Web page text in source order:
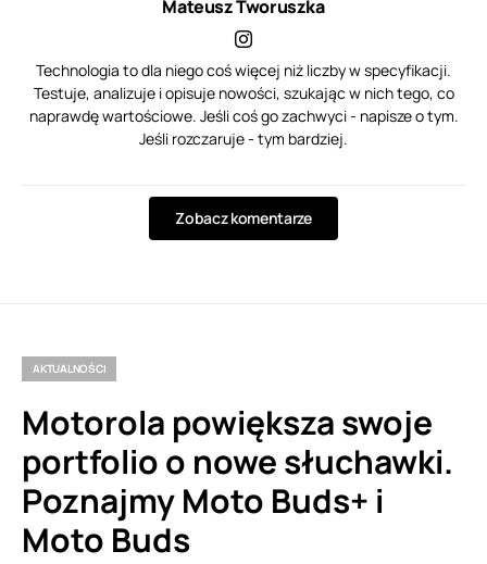
Mateusz Tworuszka
Technologia to dla niego coś więcej niż liczby w specyfikacji.
Testuje, analizuje i opisuje nowości, szukając w nich tego, co
naprawdę wartościowe. Jeśli coś go zachwyci - napisze o tym.
Jeśli rozczaruje - tym bardziej.
Zobacz komentarze
AKTUALNOŚCI
Motorola powiększa swoje
portfolio o nowe słuchawki.
Poznajmy Moto Buds+ i
Moto Buds